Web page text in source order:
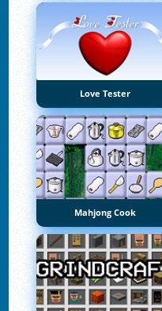
Love Tester
Mahjong Cook